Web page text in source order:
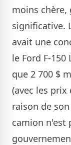
moins chère,
significative.
avait une
le Ford F-
que 2 700 $
(avec les prix
raison de
camion n'est